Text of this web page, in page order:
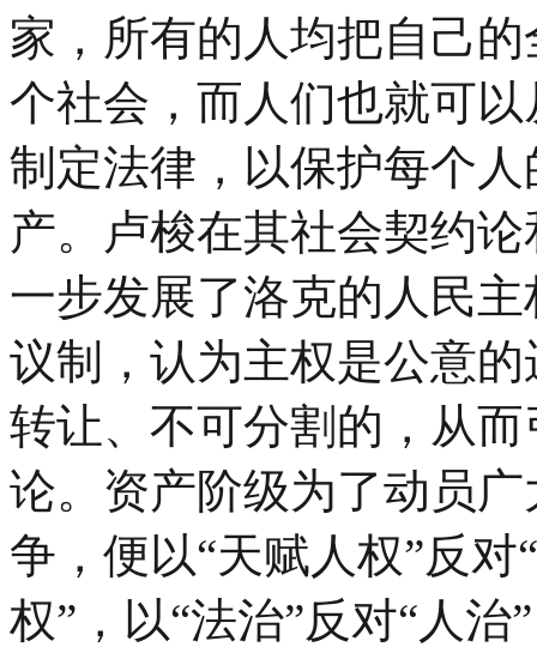
家，所有的人均把自己
个社会，而人们也就可
制定法律，以保护每个
产。卢梭在其社会契约
一步发展了洛克的人民
议制，认为主权是公意
转让、不可分割的，从
论。资产阶级为了动员
争，便以“天赋人权”反对
权”，以“法治”反对“人治